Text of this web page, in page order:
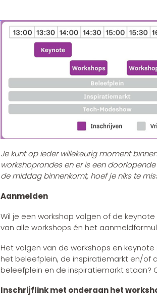
Je kunt op ieder willekeurig moment
workshoprondes en er is een
de middag binnenkomt, hoef je niks te
Aanmelden
Wil je een workshop volgen of de
van alle workshops én het
Het volgen van de workshops en
het beleefplein, de inspiratiemarkt en/of
beleefplein en de inspiratiemarkt staan?
Inschrijflink met onderaan het